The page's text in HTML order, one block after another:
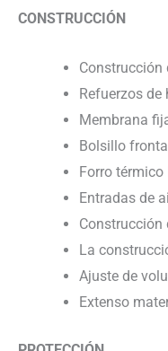
CONSTRUCCIÓN
Refuerzos
Membrana
Bolsillo
Forro
Entradas de
Construcción
La
Ajuste de
Extenso